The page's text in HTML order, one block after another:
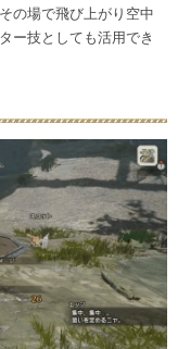
の場で飛び上がり空中
ー技としても活用でき